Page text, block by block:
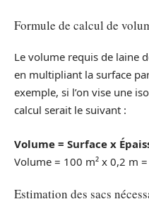
Formule de calcul de
Le volume requis de laine
en multipliant la surface
exemple, si l’on vise une
calcul serait le suivant :
Volume = Surface x
Volume = 100 m² x 0,2 m
Estimation des sacs